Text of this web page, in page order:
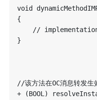
void
{
//
}
//该方法在OC消息转发生
+ (BOOL)